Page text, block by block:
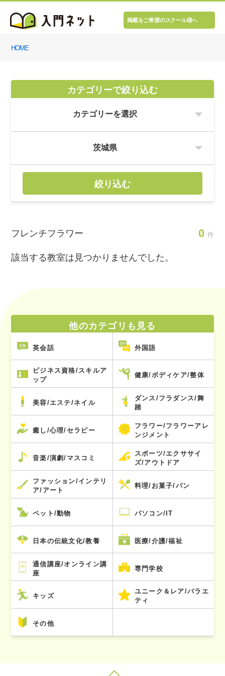
掲載をご希望のスクール様へ
HOME
カテゴリーで絞り込む
絞り込む
フレンチフラワー 0 件
該当する教室は見つかりませんでした。
他のカテゴリも見る
英会話 外国語
ビジネス資格/スキルア
ップ
健康/ボディケア/整体
美容/エステ/ネイル
ダンス/フラダンス/舞
踏
癒し/心理/セラピー
フラワー/フラワーアレ
ンジメント
音楽/演劇/マスコミ
スポーツ/エクササイ
ズ/アウトドア
ファッション/インテリ
ア/アート
料理/お菓子/パン
ペット/動物 パソコン/IT
日本の伝統文化/教養 医療/介護/福祉
通信講座/オンライン講
座
専門学校
キッズ
ユニーク＆レア/バラエ
ティ
その他